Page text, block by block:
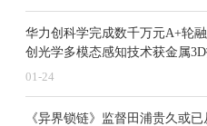
华力创科学完成数千万元A+轮
创光学多模态感知技术获金属
01-24
《异界锁链》监督田浦贵久或已